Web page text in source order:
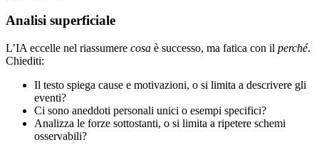
Analisi superficiale
L’IA eccelle nel riassumere cosa è successo, ma fatica con il perché.
Chiediti:
Il testo spiega cause e motivazioni, o si limita a descrivere gli
eventi?
Ci sono aneddoti personali unici o esempi specifici?
Analizza le forze sottostanti, o si limita a ripetere schemi
osservabili?